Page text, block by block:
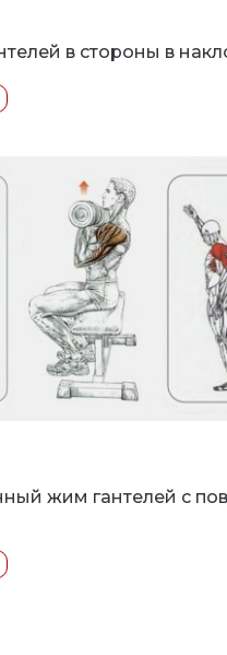
в стороны в
жим гантелей с